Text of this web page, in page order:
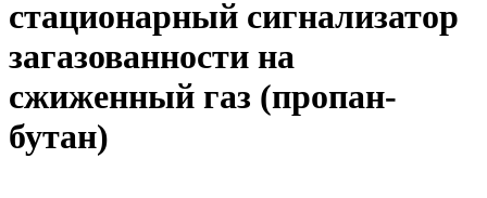
стационарный сигнализатор
загазованности на
сжиженный газ (пропан-
бутан)